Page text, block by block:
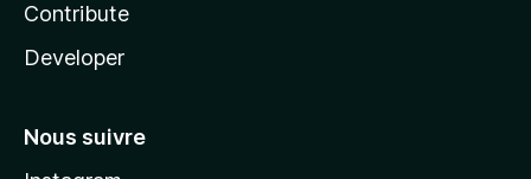
Contribute
Developer
Nous suivre